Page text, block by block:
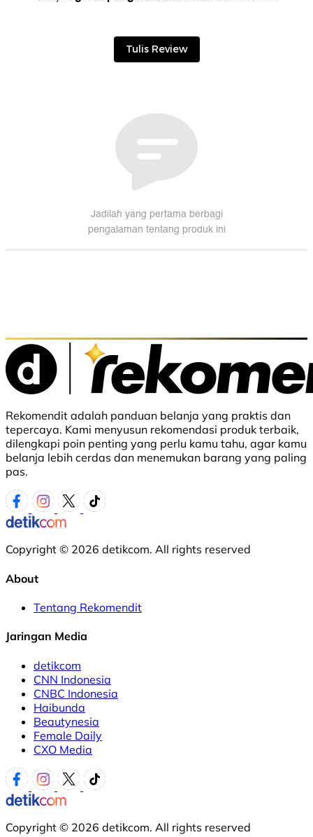
Rekomendit adalah panduan belanja yang praktis dan
tepercaya. Kami menyusun rekomendasi produk terbaik,
dilengkapi poin penting yang perlu kamu tahu, agar kamu
belanja lebih cerdas dan menemukan barang yang paling
pas.
Copyright © 2026 detikcom. All rights reserved
About
Tentang Rekomendit
Jaringan Media
detikcom
CNN Indonesia
CNBC Indonesia
Haibunda
Beautynesia
Female Daily
CXO Media
Copyright © 2026 detikcom. All rights reserved